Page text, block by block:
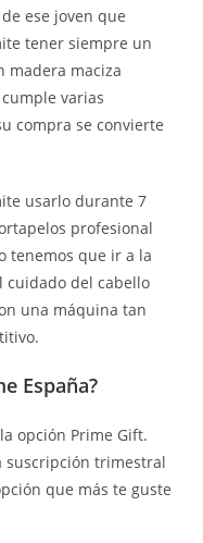
ese joven que
tener siempre un
madera maciza
varias
compra se convierte
usarlo durante 7
profesional
tenemos que ir a la
cuidado del cabello
una máquina tan
España?
opción Prime Gift.
suscripción trimestral
que más te guste